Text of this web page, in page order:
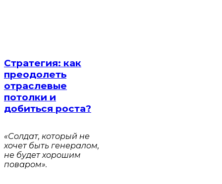
Стратегия: как
преодолеть
отраслевые
потолки и
добиться роста?
«Солдат, который не
хочет быть генералом,
не будет хорошим
поваром».